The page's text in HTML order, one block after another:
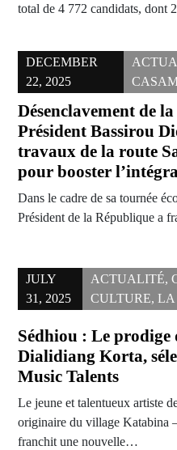
total de 4 772 candidats, dont
DECEMBER
22, 2025
Désenclavement de
Président Bassirou
travaux de la route
pour booster
Dans le cadre de sa tournée
Président de la République a
JULY
31, 2025
ACTUALITÉ,
CULTURE, LA
Sédhiou : Le
Dialidiang Korta,
Music Talents
Le jeune et talentueux artiste
originaire du village Katabina
franchit une nouvelle…